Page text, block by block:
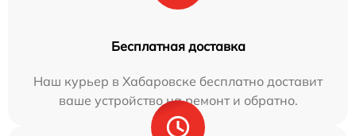
Бесплатная доставка
Наш курьер в Хабаровске бесплатно доставит
ваше устройство на ремонт и обратно.